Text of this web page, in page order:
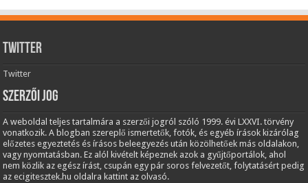
Twitter
Twitter
Szerzői jog
A weboldal teljes tartalmára a szerzői jogról szóló 1999. évi LXXVI. törvény
vonatkozik. A blogban szereplő ismertetők, fotók, és egyéb írások kizárólag
előzetes egyeztetés és írásos beleegyezés után közölhetőek más oldalakon,
vagy nyomtatásban. Ez alól kivételt képeznek azok a gyűjtőportálok, ahol
nem közlik az egész írást, csupán egy pár soros felvezetőt, folytatásért pedig
az ecigitesztek.hu oldalra kattint az olvasó.